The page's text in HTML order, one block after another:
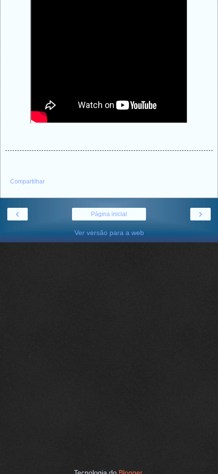
Compartilhar
‹ ›
Página inicial
Ver versão para a web